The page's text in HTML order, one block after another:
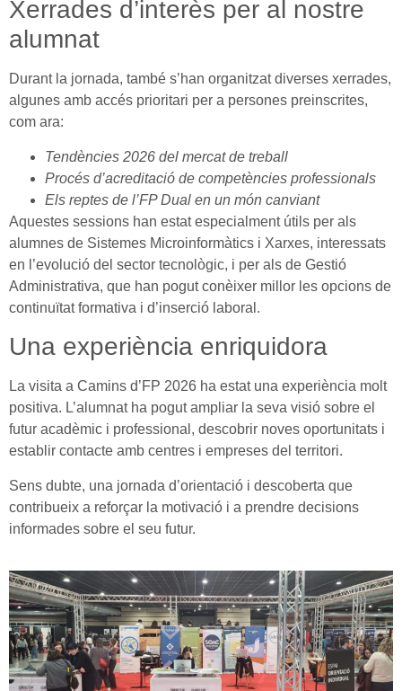
Xerrades d’interès per al nostre
alumnat
Durant la jornada, també s’han organitzat diverses xerrades,
algunes amb accés prioritari per a persones preinscrites,
com ara:
Tendències 2026 del mercat de treball
Procés d’acreditació de competències professionals
Els reptes de l’FP Dual en un món canviant
Aquestes sessions han estat especialment útils per als
alumnes de Sistemes Microinformàtics i Xarxes, interessats
en l’evolució del sector tecnològic, i per als de Gestió
Administrativa, que han pogut conèixer millor les opcions de
continuïtat formativa i d’inserció laboral.
Una experiència enriquidora
La visita a Camins d’FP 2026 ha estat una experiència molt
positiva. L’alumnat ha pogut ampliar la seva visió sobre el
futur acadèmic i professional, descobrir noves oportunitats i
establir contacte amb centres i empreses del territori.
Sens dubte, una jornada d’orientació i descoberta que
contribueix a reforçar la motivació i a prendre decisions
informades sobre el seu futur.